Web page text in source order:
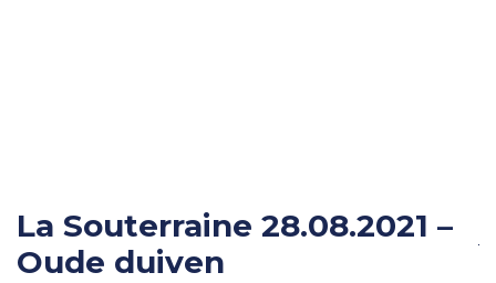
La Souterraine 28.08.2021 –
Oude duiven